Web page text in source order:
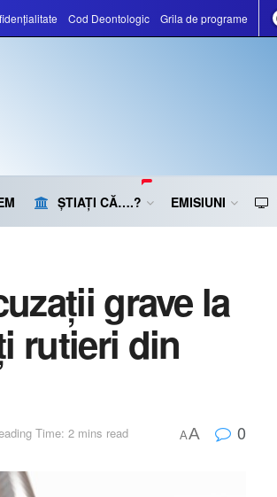
Cod Deontologic Grila de programe
ȘTIAȚI CĂ….? EMISIUNI
grave la
rutieri din
Time: 2 mins read AA 0